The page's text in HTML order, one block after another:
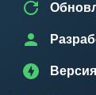
Версия